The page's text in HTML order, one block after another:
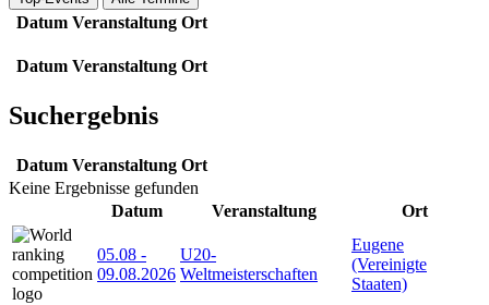
Datum Veranstaltung Ort
Datum Veranstaltung Ort
Suchergebnis
Datum Veranstaltung Ort
Keine Ergebnisse gefunden
Datum
Veranstaltung Ort
05.08 -
09.08.2026
U20-
Weltmeisterschaften
Eugene
(Vereinigte
Staaten)